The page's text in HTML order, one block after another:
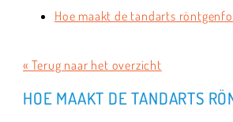
Hoe maakt de tandarts
« Terug naar het overzicht
HOE MAAKT DE TANDARTS